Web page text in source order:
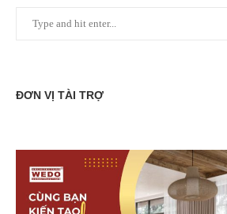
ĐƠN VỊ TÀI TRỢ